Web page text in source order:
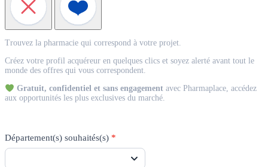
Acquéreur
Trouvez la pharmacie qui correspond à votre projet.
Créez votre profil acquéreur en quelques clics et soyez alerté avant tout le
monde des offres qui vous correspondent.
Gratuit, confidentiel et sans engagementavec Pharmaplace, accédez
aux opportunités les plus exclusives du marché.
Département(s) souhaités(s) *